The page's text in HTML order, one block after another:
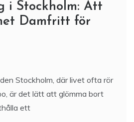
i Stockholm: Att
Damfritt för
Stockholm, där livet ofta rör
är det lätt att glömma bort
ett